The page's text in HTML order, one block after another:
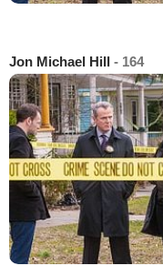
Jon Michael Hill - 164